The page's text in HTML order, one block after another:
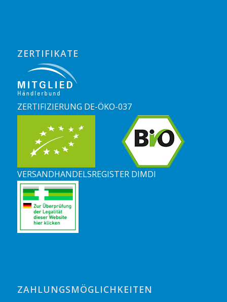
ZERTIFIKATE
ZERTIFIZIERUNG DE-ÖKO-037
VERSANDHANDELSREGISTER DIMDI
ZAHLUNGSMÖGLICHKEITEN